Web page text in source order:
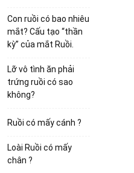
Con ruồi có bao nhiêu
mắt? Cấu tạo “thần
kỳ” của mắt Ruồi.
Lỡ vô tình ăn phải
trứng ruồi có sao
không?
Ruồi có mấy cánh ?
Loài Ruồi có mấy
chân ?